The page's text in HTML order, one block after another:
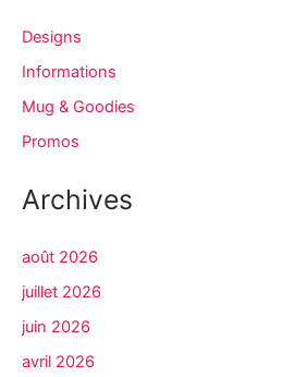
Designs
Informations
Mug & Goodies
Promos
Archives
août 2026
juillet 2026
juin 2026
avril 2026